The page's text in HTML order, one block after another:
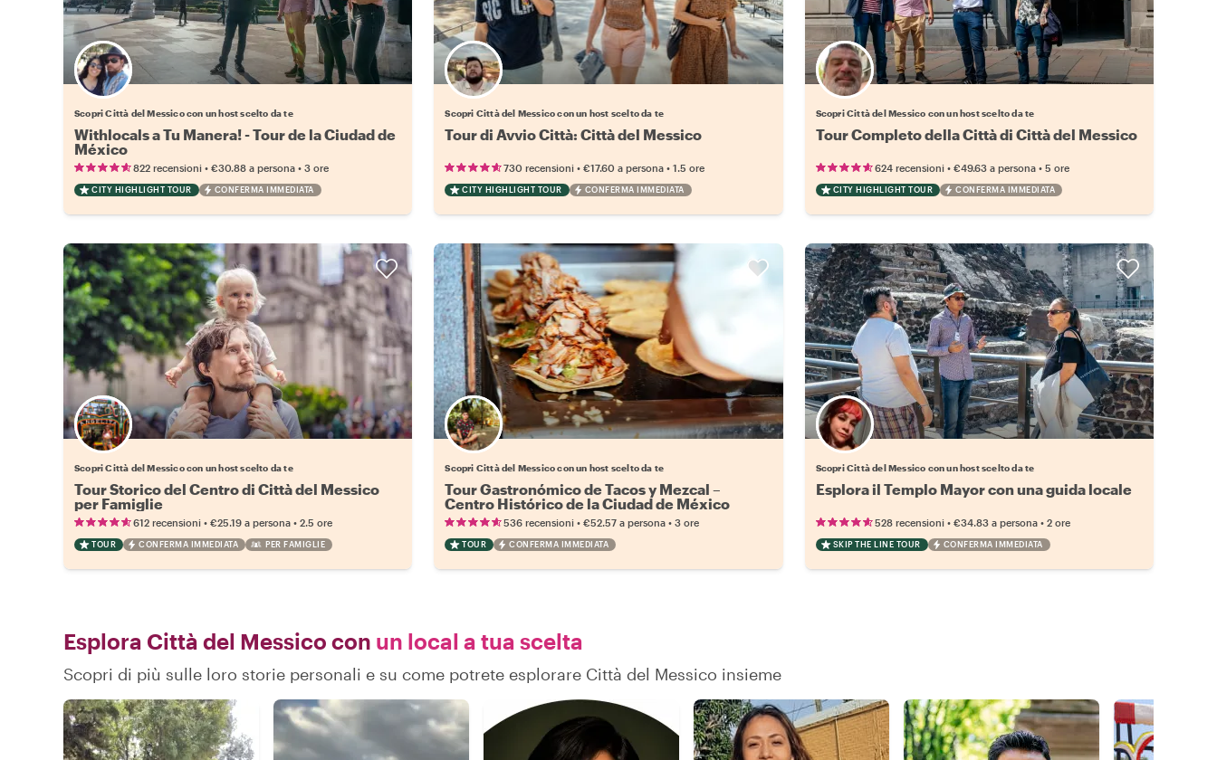
Scegli il tuo local preferito
Scopri Città del Messico con un host scelto da te
Withlocals a Tu Manera! - Tour de la Ciudad de
México
822 recensioni • €30.88 a persona • 3 ore
CITY HIGHLIGHT TOUR CONFERMA IMMEDIATA
Scegli il tuo local preferito
Scopri Città del Messico con un host scelto da te
Tour di Avvio Città: Città del Messico
730 recensioni •€17.60 a persona •1.5 ore
CITY HIGHLIGHT TOUR CONFERMA IMMEDIATA
Scegli il tuo local preferito
Scopri Città del Messico con un host scelto da te
Tour Completo della Città di Città del Messico
624 recensioni• €49.63 a persona• 5 ore
CITY HIGHLIGHT TOUR CONFERMA IMMEDIATA
Scegli il tuo local preferito
Scopri Città del Messico con un host scelto da te
Tour Storico del Centro di Città del Messico
per Famiglie
612 recensioni • €25.19 a persona • 2.5 ore
TOUR CONFERMA IMMEDIATA PER FAMIGLIE
Scegli il tuo local preferito
Scopri Città del Messico con un host scelto da te
Tour Gastronómico de Tacos y Mezcal –
Centro Histórico de la Ciudad de México
536 recensioni •€52.57 a persona •3 ore
TOUR CONFERMA IMMEDIATA
Scegli il tuo local preferito
Scopri Città del Messico con un host scelto da te
Esplora il Templo Mayor con una guida locale
528 recensioni• €34.83 a persona• 2 ore
SKIP THE LINE TOUR CONFERMA IMMEDIATA
Esplora Città del Messico con un local a tua scelta
Scopri di più sulle loro storie personali e su come potrete esplorare Città del Messico insieme